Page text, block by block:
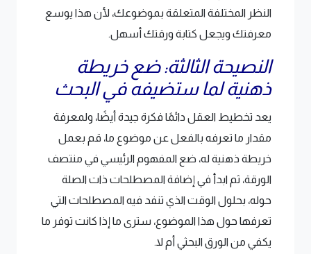
النظر المختلفة المتعلقة بموضوعك، لأن هذا يوسع
معرفتك ويجعل كتابة ورقتك أسهل.
النصيحة الثالثة: ضع خريطة
ذهنية لما ستضيفه في البحث
يعد تخطيط العقل دائمًا فكرة جيدة أيضًا، ولمعرفة
مقدار ما تعرفه بالفعل عن موضوع ما، قم بعمل
خريطة ذهنية له، ضع المفهوم الرئيسي في منتصف
الورقة، ثم ابدأ في إضافة المصطلحات ذات الصلة
حوله، بحلول الوقت الذي تنفد فيه المصطلحات التي
تعرفها حول هذا الموضوع، سترى ما إذا كانت توفر ما
يكفي من الورق البحثي أم لا.